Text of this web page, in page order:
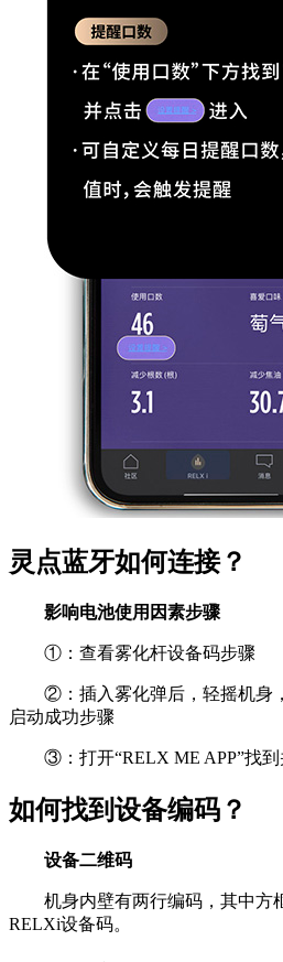
灵点蓝牙如何连接？
影响电池使用因素步骤
①：查看雾化杆设备码步骤
②：插入雾化弹后，轻摇机身
启动成功步骤
③：打开“RELX ME APP”找
如何找到设备编码？
设备二维码
机身内壁有两行编码，其中方
RELXi设备码。